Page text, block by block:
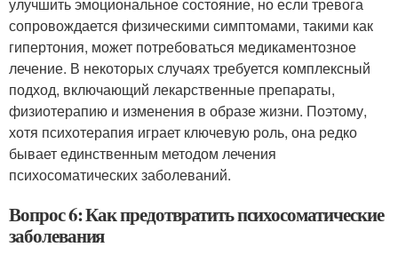
сопровождается физическими симптомами, такими как
гипертония, может потребоваться медикаментозное
лечение. В некоторых случаях требуется комплексный
подход, включающий лекарственные препараты,
физиотерапию и изменения в образе жизни. Поэтому,
хотя психотерапия играет ключевую роль, она редко
бывает единственным методом лечения
психосоматических заболеваний.
Вопрос 6: Как предотвратить психосоматические
заболевания